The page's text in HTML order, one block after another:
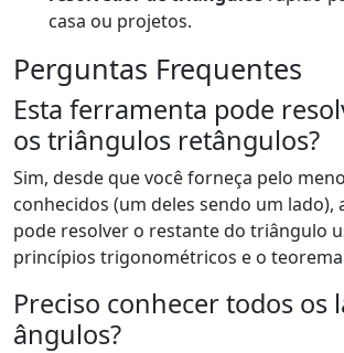
casa ou projetos.
Perguntas Frequentes
Esta ferramenta pode
os triângulos retângulos?
Sim, desde que você forneça pelo
conhecidos (um deles sendo um lado),
pode resolver o restante do triângulo
princípios trigonométricos e o
Preciso conhecer todos os
ângulos?